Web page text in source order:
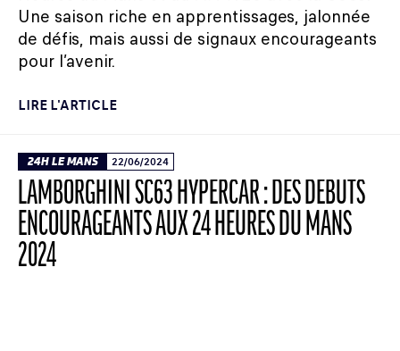
Une saison riche en apprentissages, jalonnée
de défis, mais aussi de signaux encourageants
pour l’avenir.
LIRE L'ARTICLE
24H LE MANS 22/06/2024
LAMBORGHINI SC63 HYPERCAR : DES DÉBUTS
ENCOURAGEANTS AUX 24 HEURES DU MANS
2024